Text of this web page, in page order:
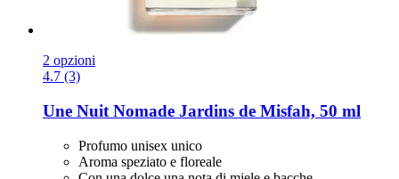
2 opzioni
4.7 (3)
Une Nuit Nomade Jardins de Misfah, 50 ml
Profumo unisex unico
Aroma speziato e floreale